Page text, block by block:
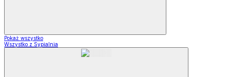
Pokaż wszystko
Wszystko z Sypialnia